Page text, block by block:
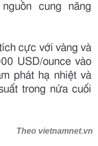
cung năng
cực với vàng và
USD/ounce vào
phát hạ nhiệt và
trong nửa cuối
Theo vietnamnet.vn